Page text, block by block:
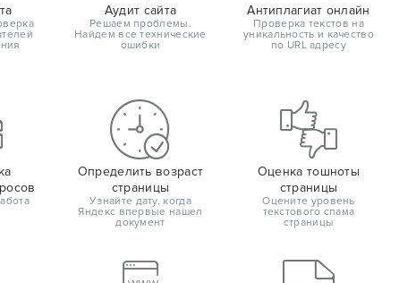
Аудит сайта
Решаем проблемы.
Найдем все технические
ошибки
Антиплагиат онлайн
Проверка текстов на
уникальность и качество
по URL адресу
Определить возраст
страницы
Узнайте дату, когда
Яндекс впервые нашел
документ
Оценка тошноты
страницы
Оцените уровень
текстового спама
страницы